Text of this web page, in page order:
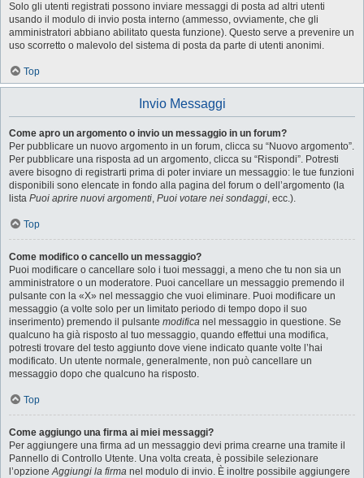
Solo gli utenti registrati possono inviare messaggi di posta ad altri utenti
usando il modulo di invio posta interno (ammesso, ovviamente, che gli
amministratori abbiano abilitato questa funzione). Questo serve a prevenire un
uso scorretto o malevolo del sistema di posta da parte di utenti anonimi.
Top
Invio Messaggi
Come apro un argomento o invio un messaggio in un forum?
Per pubblicare un nuovo argomento in un forum, clicca su “Nuovo argomento”.
Per pubblicare una risposta ad un argomento, clicca su “Rispondi”. Potresti
avere bisogno di registrarti prima di poter inviare un messaggio: le tue funzioni
disponibili sono elencate in fondo alla pagina del forum o dell’argomento (la
lista Puoi aprire nuovi argomenti, Puoi votare nei sondaggi, ecc.).
Top
Come modifico o cancello un messaggio?
Puoi modificare o cancellare solo i tuoi messaggi, a meno che tu non sia un
amministratore o un moderatore. Puoi cancellare un messaggio premendo il
pulsante con la «X» nel messaggio che vuoi eliminare. Puoi modificare un
messaggio (a volte solo per un limitato periodo di tempo dopo il suo
inserimento) premendo il pulsante modifica nel messaggio in questione. Se
qualcuno ha già risposto al tuo messaggio, quando effettui una modifica,
potresti trovare del testo aggiunto dove viene indicato quante volte l’hai
modificato. Un utente normale, generalmente, non può cancellare un
messaggio dopo che qualcuno ha risposto.
Top
Come aggiungo una firma ai miei messaggi?
Per aggiungere una firma ad un messaggio devi prima crearne una tramite il
Pannello di Controllo Utente. Una volta creata, è possibile selezionare
l’opzioneAggiungi la firma nel modulo di invio. È inoltre possibile aggiungere